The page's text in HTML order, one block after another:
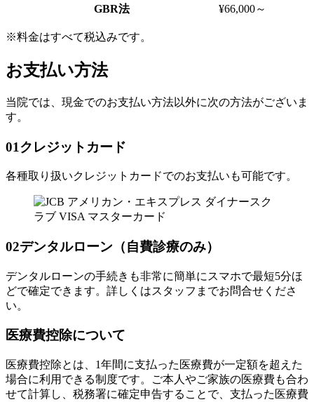
GBR法 ¥66,000～
※料金はすべて税込みです。
お支払い方法
当院では、現金でのお支払い方法以外に次の方法がございま
す。
01クレジットカード
各種取り扱いクレジットカードでのお支払いも可能です。
02デンタルローン（自費診療のみ）
デンタルローンの手続きも非常に簡単にスマホで最短5分ほ
どで確定できます。詳しくはスタッフまでお問合せくださ
い。
医療費控除について
医療費控除とは、1年間に支払った医療費が一定額を超えた
場合に利用できる制度です。ご本人やご家族の医療費も合わ
せて計算し、税務署に確定申告することで、支払った医療費